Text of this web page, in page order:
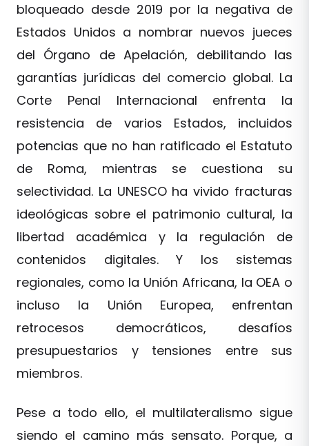
bloqueado desde 2019 por la negativa de
Estados Unidos a nombrar nuevos jueces
del Órgano de Apelación, debilitando las
garantías jurídicas del comercio global. La
Corte Penal Internacional enfrenta la
resistencia de varios Estados, incluidos
potencias que no han ratificado el Estatuto
de Roma, mientras se cuestiona su
selectividad. La UNESCO ha vivido fracturas
ideológicas sobre el patrimonio cultural, la
libertad académica y la regulación de
contenidos digitales. Y los sistemas
regionales, como la Unión Africana, la OEA o
incluso la Unión Europea, enfrentan
retrocesos democráticos, desafíos
presupuestarios y tensiones entre sus
miembros.
Pese a todo ello, el multilateralismo sigue
siendo el camino más sensato. Porque, a